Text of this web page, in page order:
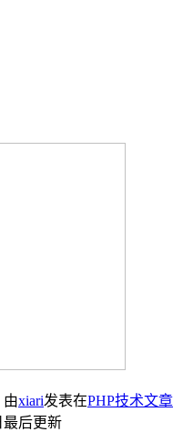
由xiari发表在PHP技术文章
最后更新